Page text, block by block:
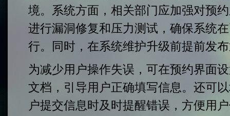
境。系统方面，相关部门应加强对预
进行漏洞修复和压力测试，确保系统
行。同时，在系统维护升级前提前发
为减少用户操作失误，可在预约界面
文档，引导用户正确填写信息。还可
户提交信息时及时提醒错误，方便用